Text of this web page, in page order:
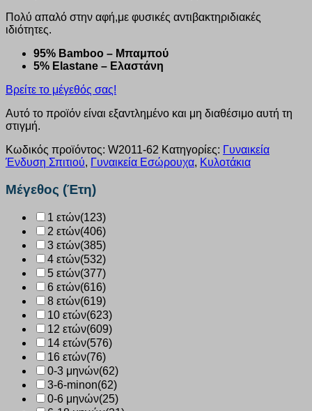
Πολύ απαλό στην αφή,με φυσικές αντιβακτηριδιακές
ιδιότητες.
95% Bamboo – Μπαμπού
5% Elastane – Ελαστάνη
Βρείτε το μέγεθός σας!
Αυτό το προϊόν είναι εξαντλημένο και μη διαθέσιμο αυτή τη
στιγμή.
Κωδικός προϊόντος: W2011-62 Κατηγορίες: Γυναικεία
Ένδυση Σπιτιού, Γυναικεία Εσώρουχα, Κυλοτάκια
Μέγεθος (Έτη)
1 ετών(123)
2 ετών(406)
3 ετών(385)
4 ετών(532)
5 ετών(377)
6 ετών(616)
8 ετών(619)
10 ετών(623)
12 ετών(609)
14 ετών(576)
16 ετών(76)
0-3 μηνών(62)
3-6-minon(62)
0-6 μηνών(25)